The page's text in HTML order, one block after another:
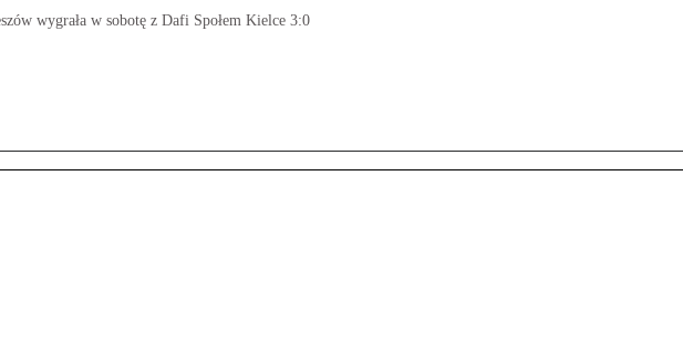
wygrała w sobotę z Dafi Społem Kielce 3:0